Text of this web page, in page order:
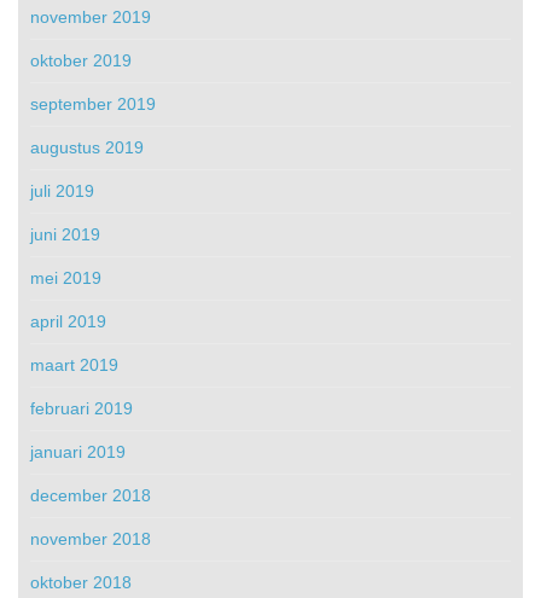
november 2019
oktober 2019
september 2019
augustus 2019
juli 2019
juni 2019
mei 2019
april 2019
maart 2019
februari 2019
januari 2019
december 2018
november 2018
oktober 2018